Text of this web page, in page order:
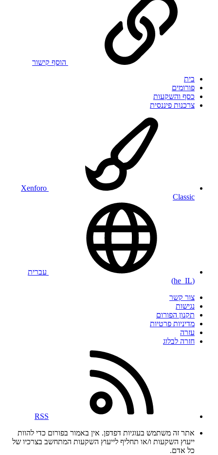
הוסף קישור
בית
פורומים
כסף והשקעות
צרכנות פיננסית
Xenforo
Classic
עברית
(he_IL)
צור קשר
נגישות
תקנון הפורום
מדיניות פרטיות
עזרה
חזרה לבלוג
RSS
אתר זה משתמש בעוגיות דפדפן. אין באמור בפורום כדי להוות
ייעוץ השקעות ו/או תחליף לייעוץ השקעות המתחשב בצרכיו של
כל אדם.